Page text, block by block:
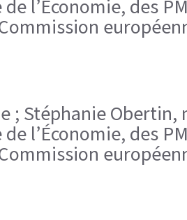
l’Économie, des
; Stéphanie
l’Économie, des